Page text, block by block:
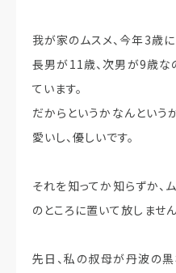
我が家のムスメ、今年3歳に
長男が11歳、次男が9歳な
ています。
だからというかなんとい
愛いし、優しいです。
それを知ってか知らずか、
のところに置いて放しませ
先日、私の叔母が丹波の黒